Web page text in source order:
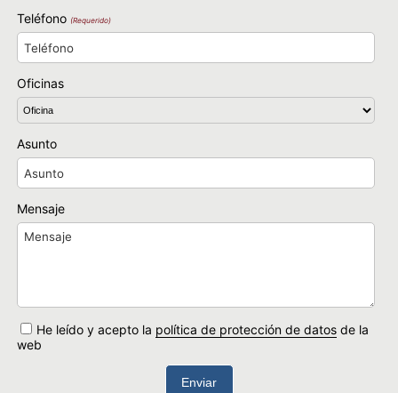
Teléfono (Requerido)
Oficinas
Asunto
Mensaje
He leído y acepto la política de protección de datosde la
web
Enviar